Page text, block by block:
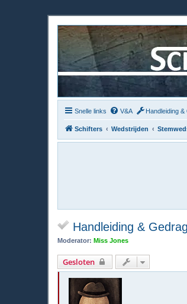
Snelle links V&A Handleiding
Schifters Wedstrijden
Handleiding &
Moderator: Miss Jones
Gesloten